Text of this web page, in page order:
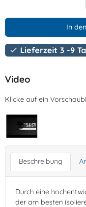
In
 Lieferzeit 3 -9
Video
Klicke auf ein
Beschreibung
Durch eine
der am besten